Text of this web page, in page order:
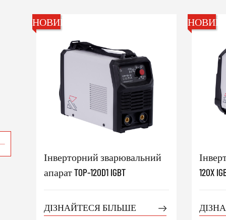
НОВИЙ
Інверторний зварювальний
апарат TOP-120D1 IGBT
ДІЗНАЙТЕСЯ БІЛЬШЕ
НОВИЙ
120X